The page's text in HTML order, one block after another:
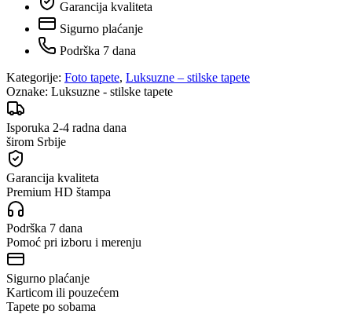
Garancija kvaliteta
Sigurno plaćanje
Podrška 7 dana
Kategorije: Foto tapete, Luksuzne – stilske tapete
Oznake: Luksuzne - stilske tapete
Isporuka 2-4 radna dana
širom Srbije
Garancija kvaliteta
Premium HD štampa
Podrška 7 dana
Pomoć pri izboru i merenju
Sigurno plaćanje
Karticom ili pouzećem
Tapete po sobama